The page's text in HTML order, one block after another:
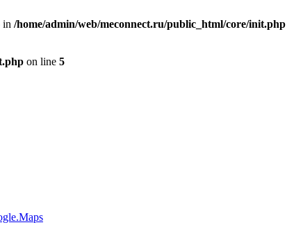
in /home/admin/web/meconnect.ru/public_html/core/init.php
on line 5